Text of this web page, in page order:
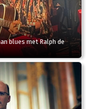
blues met Ralph de